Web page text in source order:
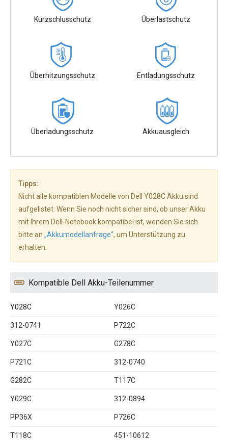
Kurzschlusschutz Überlastschutz
Überhitzungsschutz Entladungsschutz
Überladungsschutz Akkuausgleich
Tipps:
Nicht alle kompatiblen Modelle von Dell Y028C Akku sind
aufgelistet. Wenn Sie noch nicht sicher sind, ob unser Akku
mit Ihrem Dell-Notebook kompatibel ist, wenden Sie sich
bitte an „Akkumodellanfrage“, um Unterstützung zu
erhalten.
Kompatible Dell Akku-Teilenummer
Y028C Y026C
312-0741 P722C
Y027C G278C
P721C 312-0740
G282C T117C
Y029C 312-0894
PP36X P726C
T118C 451-10612